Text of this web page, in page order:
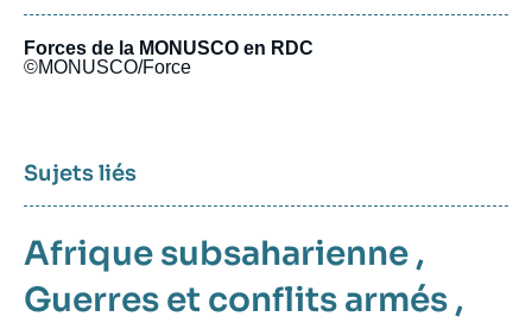
Forces de la MONUSCO en RDC
©MONUSCO/Force
Sujets liés
Afrique subsaharienne ,
Guerres et conflits armés ,